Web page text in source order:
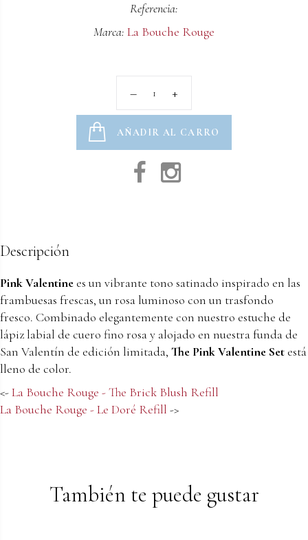
Referencia:
Marca: La Bouche Rouge
AÑADIR AL CARRO
Descripción
Pink Valentine es un vibrante tono satinado inspirado en las
frambuesas frescas, un rosa luminoso con un trasfondo
fresco. Combinado elegantemente con nuestro estuche de
lápiz labial de cuero fino rosa y alojado en nuestra funda de
San Valentín de edición limitada, The Pink Valentine Set está
lleno de color.
<-La Bouche Rouge - The Brick Blush Refill
La Bouche Rouge - Le Doré Refill ->
También te puede gustar